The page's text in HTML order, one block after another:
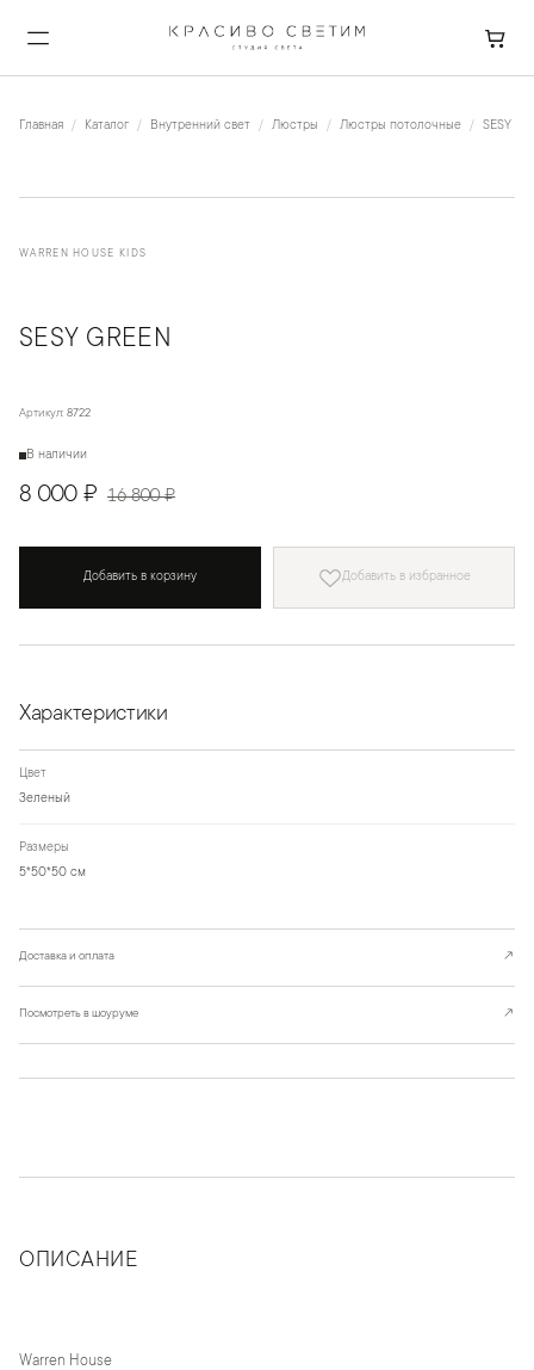
Главная Каталог Внутренний свет Люстры Люстры потолочные SESY
WARREN HOUSE KIDS
SESY GREEN
Артикул: 8722
В наличии
8 000 ₽ 16 800 ₽
Добавить в корзину Добавить в избранное
Характеристики
Цвет
Зеленый
Размеры
5*50*50 см
Доставка и оплата ↗
Посмотреть в шоуруме ↗
ОПИСАНИЕ
Warren House